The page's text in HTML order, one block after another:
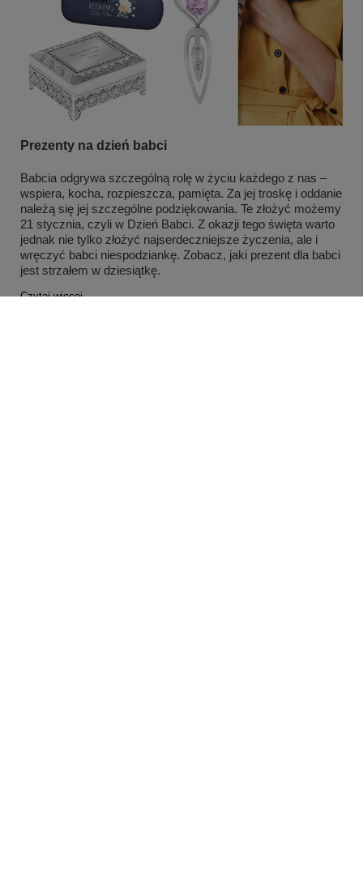
Prezenty na dzień babci
Babcia odgrywa szczególną rolę w życiu każdego z nas –
wspiera, kocha, rozpieszcza, pamięta. Za jej troskę i oddanie
należą się jej szczególne podziękowania. Te złożyć możemy
21 stycznia, czyli w Dzień Babci. Z okazji tego święta warto
jednak nie tylko złożyć najserdeczniejsze życzenia, ale i
wręczyć babci niespodziankę. Zobacz, jaki prezent dla babci
jest strzałem w dziesiątkę.
Czytaj więcej